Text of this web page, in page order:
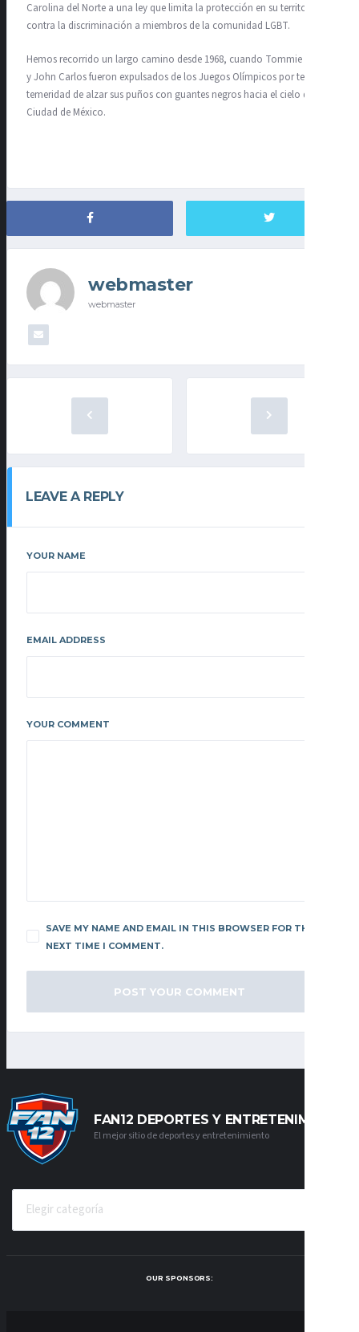
Carolina del Norte a una ley que limita la protección en su territorio
contra la discriminación a miembros de la comunidad LGBT.
Hemos recorrido un largo camino desde 1968, cuando Tommie Smith
y John Carlos fueron expulsados de los Juegos Olímpicos por tener la
temeridad de alzar sus puños con guantes negros hacia el cielo de la
Ciudad de México.
webmaster
webmaster
LEAVE A REPLY
YOUR NAME
EMAIL ADDRESS
YOUR COMMENT
SAVE MY NAME AND EMAIL IN THIS BROWSER FOR THE
NEXT TIME I COMMENT.
FAN12 DEPORTES Y ENTRETENIMIENTO
El mejor sitio de deportes y entretenimiento
OUR SPONSORS: